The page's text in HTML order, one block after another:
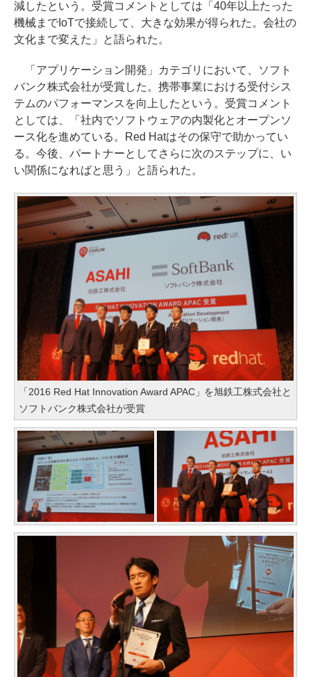
減したという。受賞コメントとしては「40年以上たった
機械までIoTで接続して、大きな効果が得られた。会社の
文化まで変えた」と語られた。
「アプリケーション開発」カテゴリにおいて、ソフト
バンク株式会社が受賞した。携帯事業における受付シス
テムのパフォーマンスを向上したという。受賞コメント
としては、「社内でソフトウェアの内製化とオープンソ
ース化を進めている。Red Hatはその保守で助かってい
る。今後、パートナーとしてさらに次のステップに、い
い関係になればと思う」と語られた。
「2016 Red Hat Innovation Award APAC」を旭鉄工株式会社と
ソフトバンク株式会社が受賞